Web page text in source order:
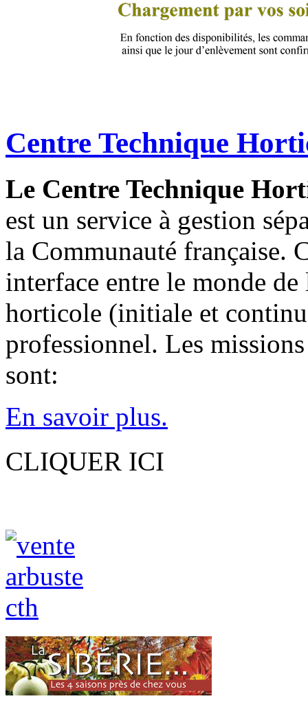
Centre Technique
Le Centre Technique
est un service à gestion
la Communauté française.
interface entre le monde
horticole (initiale et
professionnel. Les
sont:
En savoir plus.
CLIQUER ICI